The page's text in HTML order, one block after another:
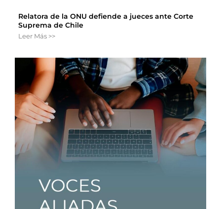
Relatora de la ONU defiende a jueces ante Corte
Suprema de Chile
Leer Más >>